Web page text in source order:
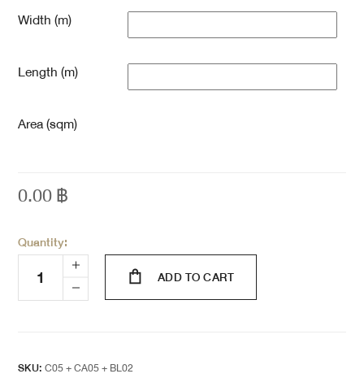
Width (m)
Length (m)
Area (sqm)
0.00฿
Quantity:
ADD TO CART
SKU:C05 + CA05 + BL02